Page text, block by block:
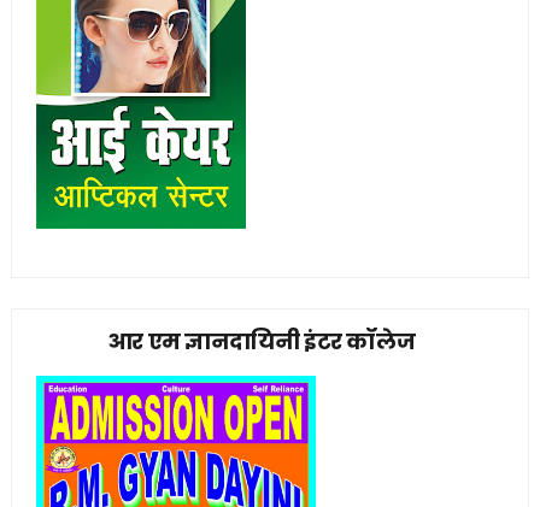
आर एम ज्ञानदायिनी इंटर कॉलेज